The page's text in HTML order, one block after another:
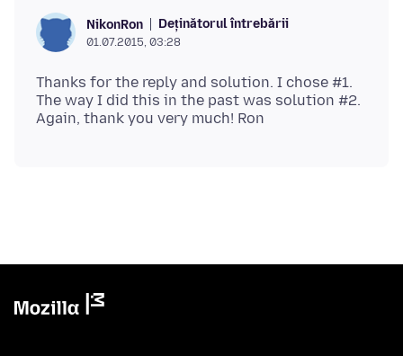
NikonRon Deținătorul întrebării
01.07.2015, 03:28
Thanks for the reply and solution. I chose #1.
The way I did this in the past was solution #2.